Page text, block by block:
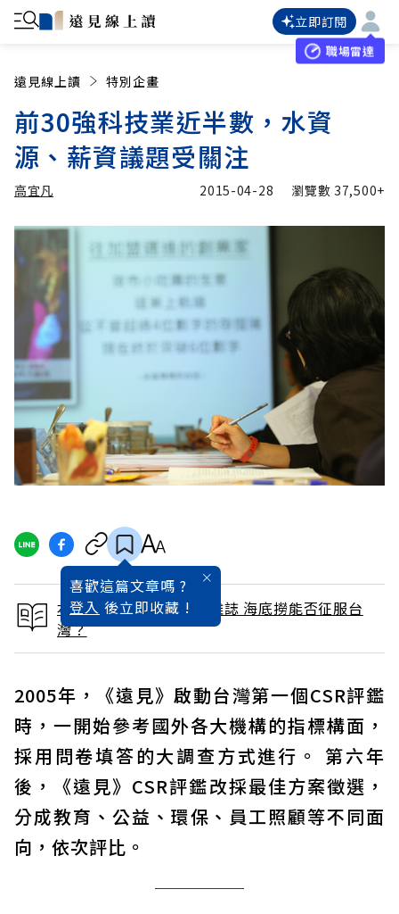
立即訂閱
職場雷達
遠見線上讀 特別企畫
前30強科技業近半數，水資
源、薪資議題受關注
高宜凡
高宜凡 加入追蹤
2015-04-28 瀏覽數 37,500+
喜歡這篇文章嗎 ?
登入 後立即收藏 !
本文出自 2015 / 5月號雜誌 海底撈能否征服台
灣？
2005年，《遠見》啟動台灣第一個CSR評鑑
時，一開始參考國外各大機構的指標構面，
採用問卷填答的大調查方式進行。 第六年
後，《遠見》CSR評鑑改採最佳方案徵選，
分成教育、公益、環保、員工照顧等不同面
向，依次評比。